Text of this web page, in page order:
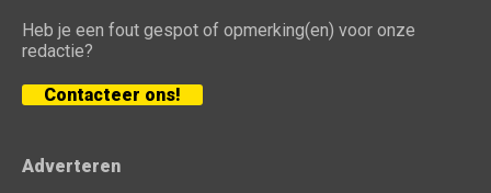
Heb je een fout gespot of opmerking(en) voor onze
redactie?
Contacteer ons!
Adverteren